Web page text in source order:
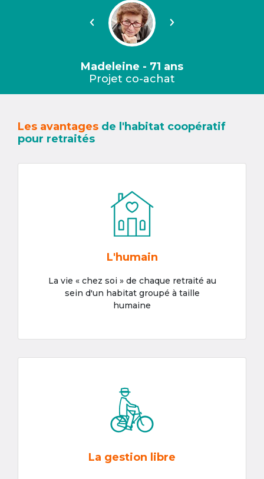
Précédent Suivant
Madeleine - 71 ans
Projet co-achat
Les avantages de l'habitat coopératif
pour retraités
L'humain
La vie « chez soi » de chaque retraité au
sein d'un habitat groupé à taille
humaine
La gestion libre